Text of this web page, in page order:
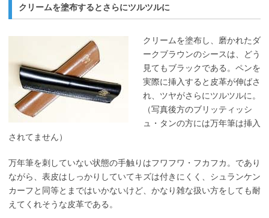
クリームを塗布するとさらにツルツルに
クリームを塗布し、磨かれたダ
ークブラウンのシースは、どう
見てもブラックである。ペンを
実際に挿入すると皮革が伸ばさ
れ、ツヤがさらにツルツルに。
（写真後方のブリッティッシ
ュ・タンの方には万年筆は挿入
されてません）
万年筆を刺していない状態の手触りはフワフワ・フカフカ。であり
ながら、表皮はしっかりしていてキズは付きにくく、シュランケン
カーフと同等とまではいかないけど、かなり雑な扱い方をしても耐
えてくれそうな皮革である。